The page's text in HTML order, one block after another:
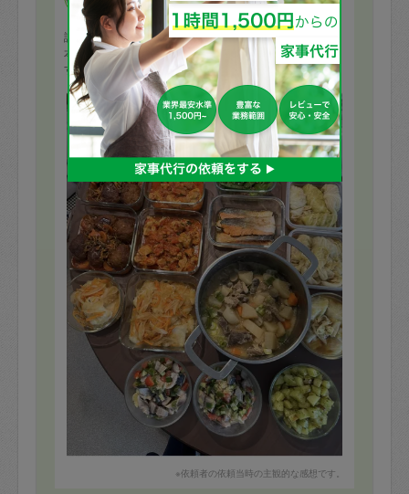
評価：
本日もありがとうございました。いただくのが楽しみで
す♪
もっと見る
※依頼者の依頼当時の主観的な感想です。